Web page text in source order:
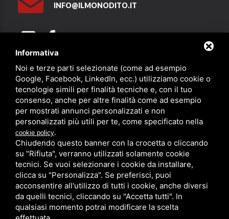
INFO@ILMONODITO.IT
Partner
PRIVACY SITEMAP/ QUESTO SITO È PROTETTO DA GOOGLE
RECAPTCHA V3,PRIVACY POLICYE TERMS OF SERVICEDI GOOGLE.
Informativa
Noi e terze parti selezionate (come ad esempio
Google, Facebook, LinkedIn, ecc.) utilizziamo cookie o
tecnologie simili per finalità tecniche e, con il tuo
consenso, anche per altre finalità come ad esempio
per mostrati annunci personalizzati e non
personalizzati più utili per te, come specificato nella
cookie policy.
Chiudendo questo banner con la crocetta o cliccando
su "Rifiuta", verranno utilizzati solamente cookie
tecnici. Se vuoi selezionare i cookie da installare,
clicca su "Personalizza". Se preferisci, puoi
acconsentire all'utilizzo di tutti i cookie, anche diversi
da quelli tecnici, cliccando su "Accetta tutti". In
qualsiasi momento potrai modificare la scelta